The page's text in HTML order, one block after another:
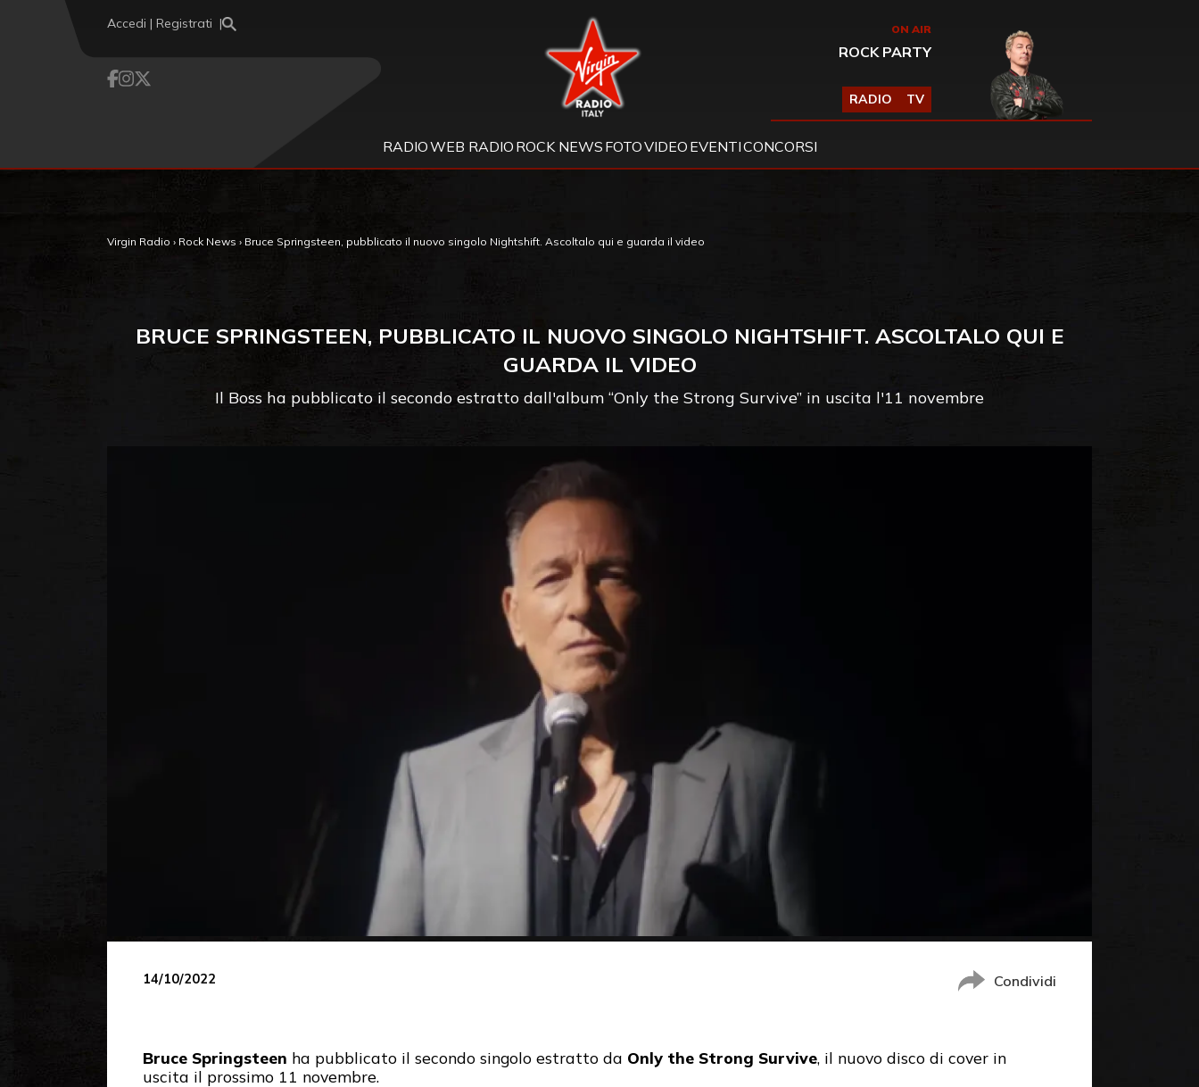
Accedi | Registrati Virgin Radio ON AIR
ROCK PARTY
RADIO TV
RADIOWEB RADIO ROCK NEWS FOTOVIDEO EVENTICONCORSI
Virgin Radio › Rock News › Bruce Springsteen, pubblicato il nuovo singolo Nightshift. Ascoltalo qui e guarda il video
BRUCE SPRINGSTEEN, PUBBLICATO IL NUOVO SINGOLO NIGHTSHIFT. ASCOLTALO QUI E
GUARDA IL VIDEO
Il Boss ha pubblicato il secondo estratto dall'album “Only the Strong Survive” in uscita l'11 novembre
14/10/2022 Condividi
Bruce Springsteen ha pubblicato il secondo singolo estratto da Only the Strong Survive, il nuovo disco di cover in
uscita il prossimo 11 novembre.